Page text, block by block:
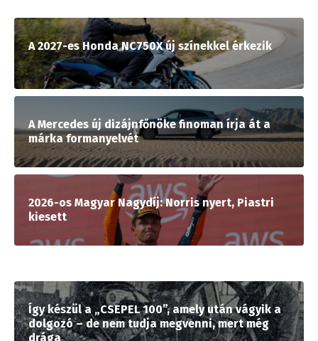
A 2027-es Honda NC750X új színekkel érkezik
A Mercedes új dizájnfőnöke finoman írja át a
márka formanyelvét
2026-os Magyar Nagydíj: Norris nyert, Piastri
kiesett
Így készül a „CSEPEL 100”, amely után vágyik a
dolgozó – de nem tudja megvenni, mert még
drága